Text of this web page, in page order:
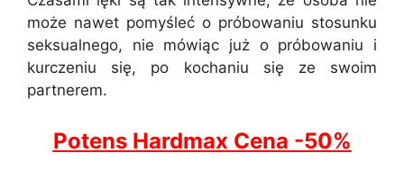
może nawet pomyśleć o próbowaniu stosunku
seksualnego, nie mówiąc już o próbowaniu i
kurczeniu się, po kochaniu się ze swoim
partnerem.
Potens Hardmax Cena -50%